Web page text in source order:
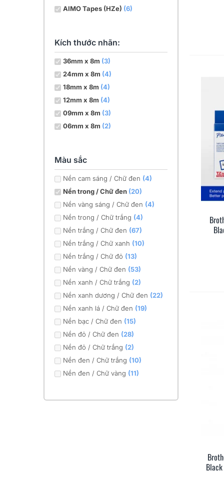
AIMO Tapes (HZe) (6)
Kích thước nhãn:
36mm x 8m (3)
24mm x 8m (4)
18mm x 8m (4)
12mm x 8m (4)
09mm x 8m (3)
06mm x 8m (2)
Màu sắc
Nền cam sáng / Chữ đen (4)
Nền trong / Chữ đen (20)
Nền vàng sáng / Chữ đen (4)
Nền trong / Chữ trắng (4)
Nền trắng / Chữ đen (67)
Nền trắng / Chữ xanh (10)
Nền trắng / Chữ đỏ (13)
Nền vàng / Chữ đen (53)
Nền xanh / Chữ trắng (2)
Nền xanh dương / Chữ đen (22)
Nền xanh lá / Chữ đen (19)
Nền bạc / Chữ đen (15)
Nền đỏ / Chữ đen (28)
Nền đỏ / Chữ trắng (2)
Nền đen / Chữ trắng (10)
Nền đen / Chữ vàng (11)